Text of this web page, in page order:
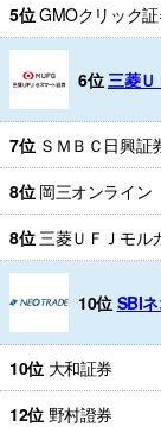
5位GMOクリック
6位 三菱Ｕ
7位 ＳＭＢＣ日興証
8位 岡三オンライン
8位 三菱ＵＦＪモル
10位 SBI
10位 大和証券
12位 野村證券